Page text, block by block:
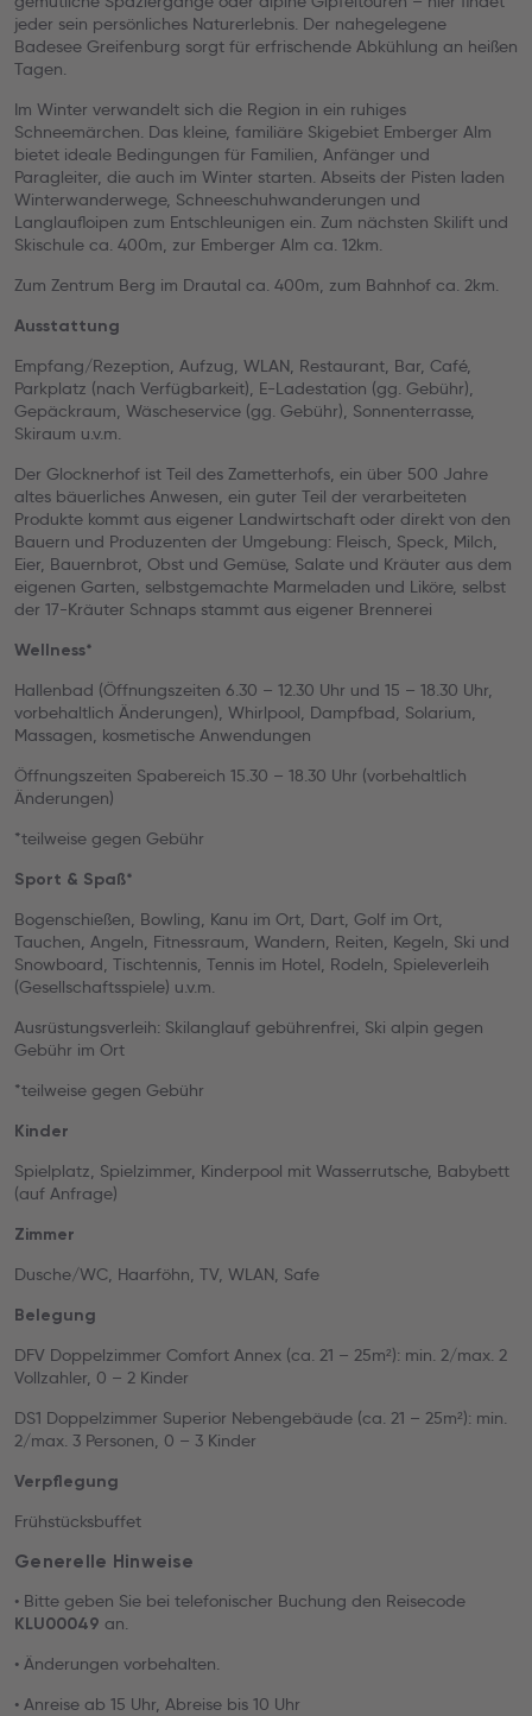
jeder sein persönliches Naturerlebnis. Der nahegelegene
Badesee Greifenburg sorgt für erfrischende Abkühlung an heißen
Tagen.
Im Winter verwandelt sich die Region in ein ruhiges
Schneemärchen. Das kleine, familiäre Skigebiet Emberger Alm
bietet ideale Bedingungen für Familien, Anfänger und
Paragleiter, die auch im Winter starten. Abseits der Pisten laden
Winterwanderwege, Schneeschuhwanderungen und
Langlaufloipen zum Entschleunigen ein. Zum nächsten Skilift und
Skischule ca. 400m, zur Emberger Alm ca. 12km.
Zum Zentrum Berg im Drautal ca. 400m, zum Bahnhof ca. 2km.
Ausstattung
Empfang/Rezeption, Aufzug, WLAN, Restaurant, Bar, Café,
Parkplatz (nach Verfügbarkeit), E-Ladestation (gg. Gebühr),
Gepäckraum, Wäscheservice (gg. Gebühr), Sonnenterrasse,
Skiraum u.v.m.
Der Glocknerhof ist Teil des Zametterhofs, ein über 500 Jahre
altes bäuerliches Anwesen, ein guter Teil der verarbeiteten
Produkte kommt aus eigener Landwirtschaft oder direkt von den
Bauern und Produzenten der Umgebung: Fleisch, Speck, Milch,
Eier, Bauernbrot, Obst und Gemüse, Salate und Kräuter aus dem
eigenen Garten, selbstgemachte Marmeladen und Liköre, selbst
der 17-Kräuter Schnaps stammt aus eigener Brennerei
Wellness*
Hallenbad (Öffnungszeiten 6.30 – 12.30 Uhr und 15 – 18.30 Uhr,
vorbehaltlich Änderungen), Whirlpool, Dampfbad, Solarium,
Massagen, kosmetische Anwendungen
Öffnungszeiten Spabereich 15.30 – 18.30 Uhr (vorbehaltlich
Änderungen)
*teilweise gegen Gebühr
Sport & Spaß*
Bogenschießen, Bowling, Kanu im Ort, Dart, Golf im Ort,
Tauchen, Angeln, Fitnessraum, Wandern, Reiten, Kegeln, Ski und
Snowboard, Tischtennis, Tennis im Hotel, Rodeln, Spieleverleih
(Gesellschaftsspiele) u.v.m.
Ausrüstungsverleih: Skilanglauf gebührenfrei, Ski alpin gegen
Gebühr im Ort
*teilweise gegen Gebühr
Kinder
Spielplatz, Spielzimmer, Kinderpool mit Wasserrutsche, Babybett
(auf Anfrage)
Zimmer
Dusche/WC, Haarföhn, TV, WLAN, Safe
Belegung
DFV Doppelzimmer Comfort Annex (ca. 21 – 25m²): min. 2/max. 2
Vollzahler, 0 – 2 Kinder
DS1 Doppelzimmer Superior Nebengebäude (ca. 21 – 25m²): min.
2/max. 3 Personen, 0 – 3 Kinder
Verpflegung
Frühstücksbuffet
Generelle Hinweise
• Bitte geben Sie bei telefonischer Buchung den Reisecode
KLU00049 an.
• Änderungen vorbehalten.
• Anreise ab 15 Uhr, Abreise bis 10 Uhr